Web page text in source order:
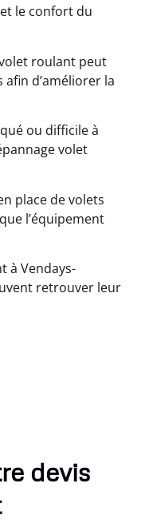
le confort du
roulant peut
d’améliorer la
ou difficile à
volet
place de volets
l’équipement
à Vendays-
retrouver leur
devis